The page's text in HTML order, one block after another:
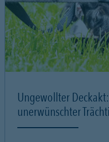
Ungewollter
unerwünschter